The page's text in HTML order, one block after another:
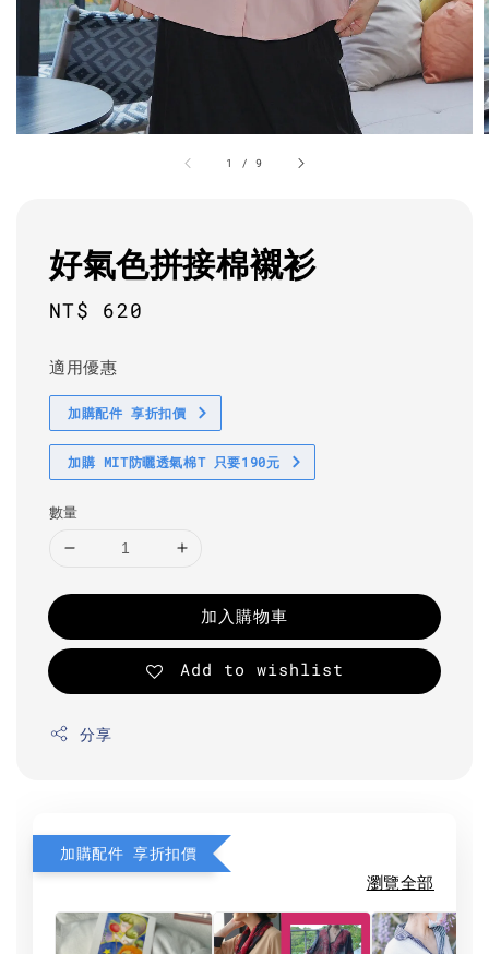
1 /9
好氣色拼接棉襯衫
Regular
NT$ 620
適用優惠
加購配件 享折扣價
加購 MIT防曬透氣棉T 只要190元
數量
加入購物車
Add to wishlist
分享
加購配件 享折扣價
瀏覽全部